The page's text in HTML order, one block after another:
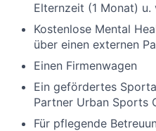
Elternzeit (1 Monat) u.
Kostenlose Mental
über einen externen
Einen Firmenwagen
Ein gefördertes
Partner Urban Sports
Für pflegende